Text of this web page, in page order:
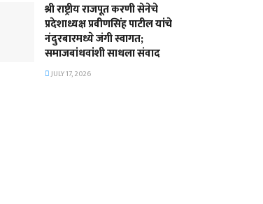
श्री राष्ट्रीय राजपूत करणी सेनेचे
प्रदेशाध्यक्ष प्रवीणसिंह पाटील यांचे
नंदुरबारमध्ये जंगी स्वागत;
समाजबांधवांशी साधला संवाद
JULY 17, 2026